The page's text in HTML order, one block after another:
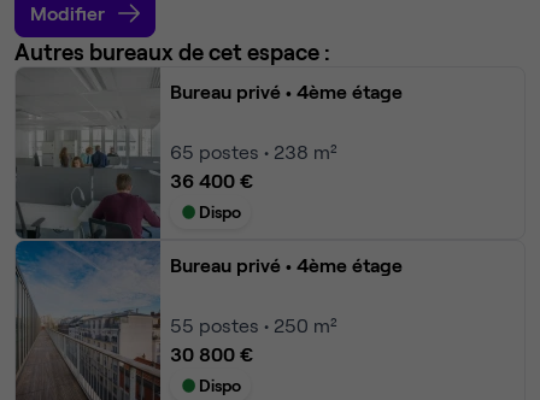
Modifier
Autres bureaux de cet espace :
Bureau privé • 4ème étage
65 postes • 238 m²
36 400 €
Dispo
Bureau privé • 4ème étage
55 postes • 250 m²
30 800 €
Dispo